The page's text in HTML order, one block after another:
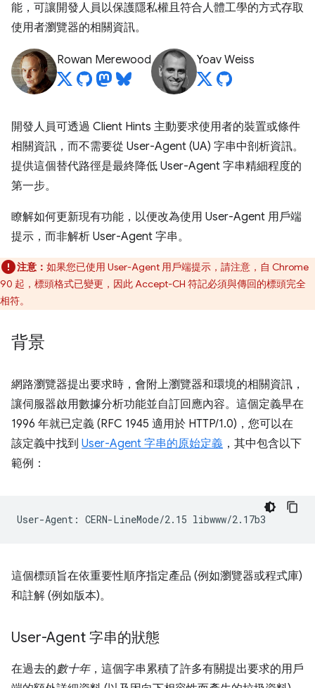
能，可讓開發人員以保護隱私權且符合人體工學的方式存取
使用者瀏覽器的相關資訊。
Rowan Merewood Yoav Weiss
開發人員可透過 Client Hints 主動要求使用者的裝置或條件
相關資訊，而不需要從 User-Agent (UA) 字串中剖析資訊。
提供這個替代路徑是最終降低 User-Agent 字串精細程度的
第一步。
瞭解如何更新現有功能，以便改為使用 User-Agent 用戶端
提示，而非解析 User-Agent 字串。
注意： 如果您已使用 User-Agent 用戶端提示，請注意，自 Chrome
90 起，標頭格式已變更，因此 Accept-CH 符記必須與傳回的標頭完全
相符。
背景
網路瀏覽器提出要求時，會附上瀏覽器和環境的相關資訊，
讓伺服器啟用數據分析功能並自訂回應內容。這個定義早在
1996 年就已定義 (RFC 1945 適用於 HTTP/1.0)，您可以在
該定義中找到 User-Agent 字串的原始定義 ，其中包含以下
範例：
這個標頭旨在依重要性順序指定產品 (例如瀏覽器或程式庫)
和註解 (例如版本)。
User-Agent 字串的狀態
在過去的數十年，這個字串累積了許多有關提出要求的用戶